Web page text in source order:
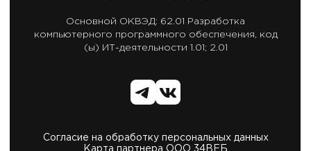
Основной ОКВЭД: 62.01
Разработка
компьютерного программного обеспечения, код
(ы) ИТ-деятельности 1.01; 2.01
Согласие на обработку персональных данных
Карта партнера ООО 34ВЕБ